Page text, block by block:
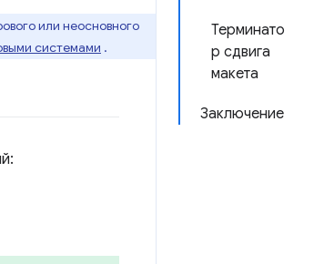
Терминато
р сдвига
макета
Заключение
или неосновного
системами .